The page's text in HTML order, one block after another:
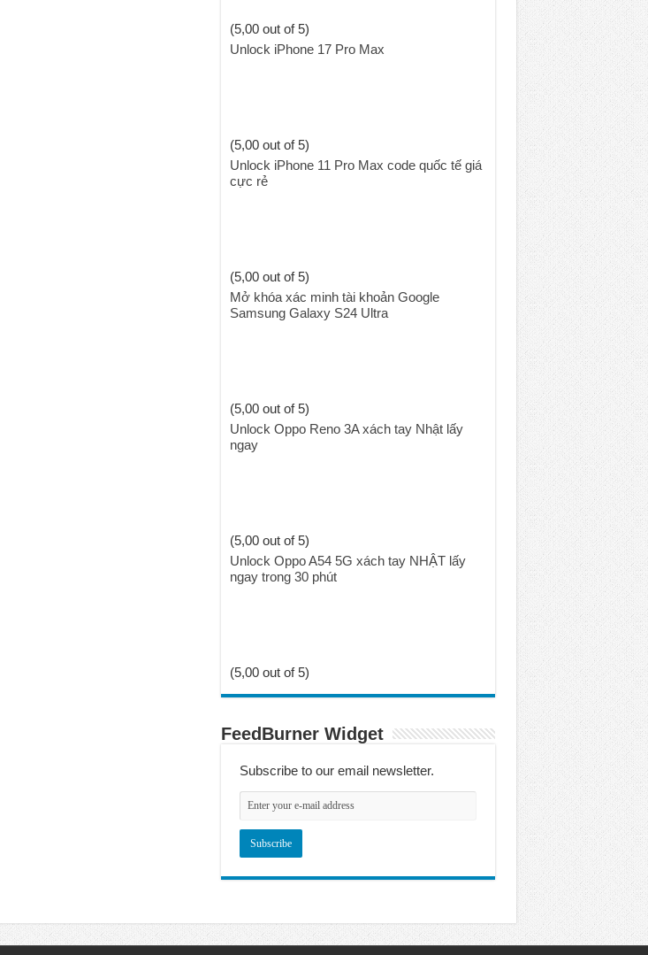
(5,00 out of 5)
Unlock iPhone 17 Pro Max
(5,00 out of 5)
Unlock iPhone 11 Pro Max code quốc tế giá
cực rẻ
(5,00 out of 5)
Mở khóa xác minh tài khoản Google
Samsung Galaxy S24 Ultra
(5,00 out of 5)
Unlock Oppo Reno 3A xách tay Nhật lấy
ngay
(5,00 out of 5)
Unlock Oppo A54 5G xách tay NHẬT lấy
ngay trong 30 phút
(5,00 out of 5)
FeedBurner Widget
Subscribe to our email newsletter.